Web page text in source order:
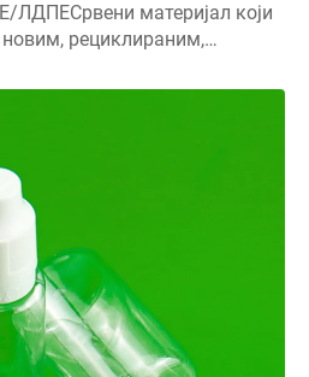
боца
материјал који
новим, рециклираним,
10мл 15мл контактирајте